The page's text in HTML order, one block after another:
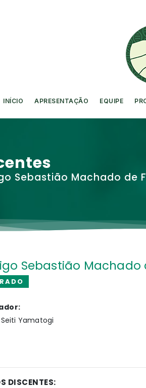
INÍCIO APRESENTAÇÃO EQUIPE
Sebastião Machado de
Sebastião Machado
Yamatogi
DISCENTES: